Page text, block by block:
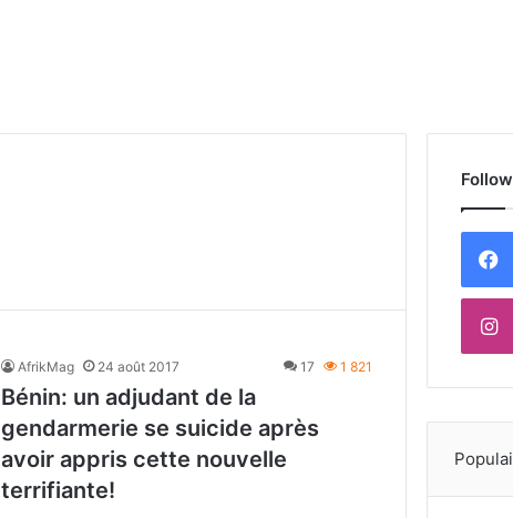
AfrikMag 24 août 2017 17 1 821
Bénin: un adjudant de la
gendarmerie se suicide après
avoir appris cette nouvelle
terrifiante!